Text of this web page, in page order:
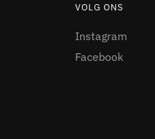
VOLG ONS
Instagram
Facebook